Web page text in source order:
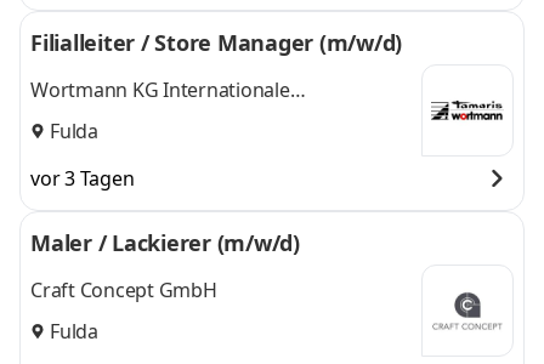
Filialleiter / Store Manager (m/w/d)
Wortmann KG Internationale
Schuhproduktionen
Fulda
vor 3 Tagen
Maler / Lackierer (m/w/d)
Craft Concept GmbH
Fulda